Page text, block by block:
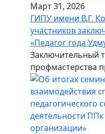
Март 31, 2026
ГИПУ имени В.Г.
участников
«Педагог года
Заключительный
профмастерства